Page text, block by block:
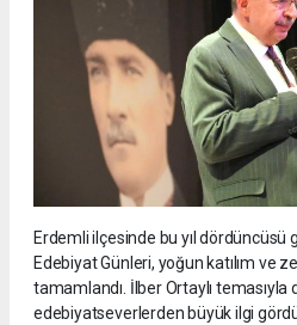
Erdemli ilçesinde bu yıl dördüncüsü
Edebiyat Günleri, yoğun katılım ve
tamamlandı. İlber Ortaylı
edebiyatseverlerden büyük ilgi